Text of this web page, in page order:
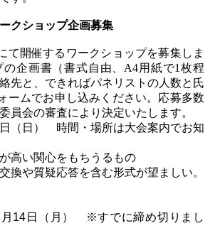
クショップ企画募集
て開催するワークショップを募集しま
企画書（書式自由、 A4用紙で1 枚程
先と、できればパネリストの人数と氏
ームでお申し込みください。応募多数
員会の審査により決定いたします。
日
（日） 時間・場所は大会案内でお知
高い関心をもちうるもの
換や質疑応答を含む形式が望ましい。
月14日（月） ※すでに締め切りまし